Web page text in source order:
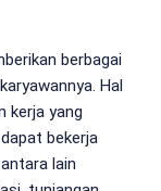
berbagai
Hal
kerja yang
bekerja
lain